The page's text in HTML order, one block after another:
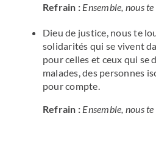
Refrain : Ensemble, nous te
Dieu de justice, nous te
solidarités qui se vivent
pour celles et ceux qui se
malades, des personnes
pour compte.
Refrain : Ensemble, nous te